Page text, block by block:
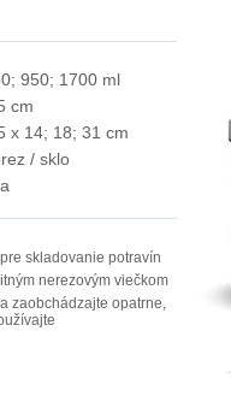
950; 1700 ml
cm
x 14; 18; 31 cm
/ sklo
skladovanie potravín
nerezovým viečkom
zaobchádzajte opatrne,